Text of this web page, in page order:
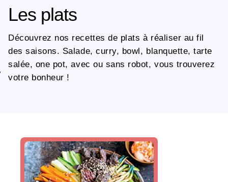
Les plats
Découvrez nos recettes de plats à réaliser au fil
des saisons. Salade, curry, bowl, blanquette, tarte
salée, one pot, avec ou sans robot, vous trouverez
votre bonheur !